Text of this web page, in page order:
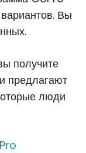
Вы
получите
предлагают
люди